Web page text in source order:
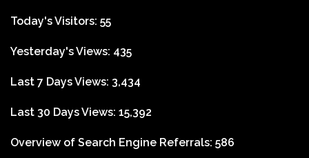
Today's Visitors: 55
Yesterday's Views: 435
Last 7 Days Views: 3,434
Last 30 Days Views: 15,392
Overview of Search Engine Referrals: 586